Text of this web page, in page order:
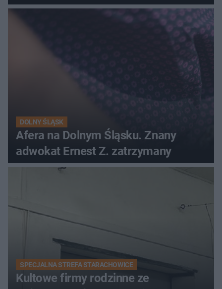
DOLNY ŚLĄSK
Afera na Dolnym Śląsku. Znany
adwokat Ernest Z. zatrzymany
SPECJALNA STREFA STARACHOWICE
Kultowe firmy rodzinne ze